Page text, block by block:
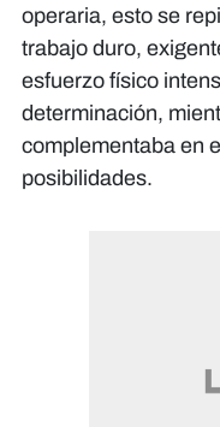
operaria, esto se
trabajo duro,
esfuerzo físico
determinación,
complementaba en
posibilidades.